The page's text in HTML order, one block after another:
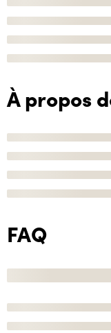
À propos
FAQ